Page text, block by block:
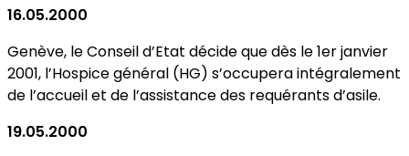
16.05.2000
Genève, le Conseil d’Etat décide que dès le 1er janvier
2001, l’Hospice général (HG) s’occupera intégralement
de l’accueil et de l’assistance des requérants d’asile.
19.05.2000